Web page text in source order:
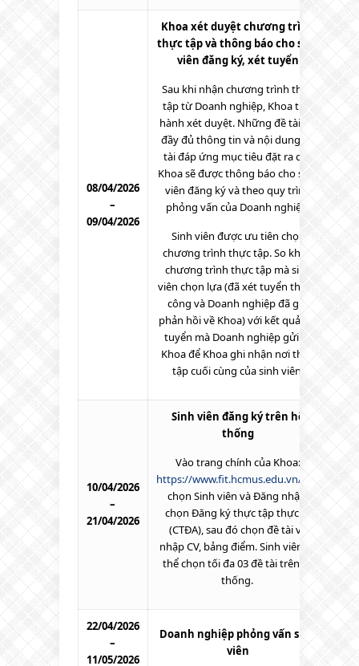
08/04/2026
–
09/04/2026
Khoa xét duyệt chương trình
thực tập và thông báo cho sinh
viên đăng ký, xét tuyển
Sau khi nhận chương trình thực
tập từ Doanh nghiệp, Khoa tiến
hành xét duyệt. Những đề tài với
đầy đủ thông tin và nội dung đề
tài đáp ứng mục tiêu đặt ra của
Khoa sẽ được thông báo cho sinh
viên đăng ký và theo quy trình
phỏng vấn của Doanh nghiệp.
Sinh viên được ưu tiên chọn
chương trình thực tập. So khớp
chương trình thực tập mà sinh
viên chọn lựa (đã xét tuyển thành
công và Doanh nghiệp đã gửi
phản hồi về Khoa) với kết quả xét
tuyển mà Doanh nghiệp gửi về
Khoa để Khoa ghi nhận nơi thực
tập cuối cùng của sinh viên.
10/04/2026
–
21/04/2026
Sinh viên đăng ký trên hệ
thống
Vào trang chính của Khoa:
https://www.fit.hcmus.edu.vn/vn/
chọnSinh viên vàĐăng nhập
chọnĐăng ký thực tập thực tế
(CTĐA), sau đó chọn đề tài và
nhập CV, bảng điểm. Sinh viên có
thể chọn tối đa 03 đề tài trên hệ
thống.
22/04/2026
–
11/05/2026
Doanh nghiệp phỏng vấn sinh
viên